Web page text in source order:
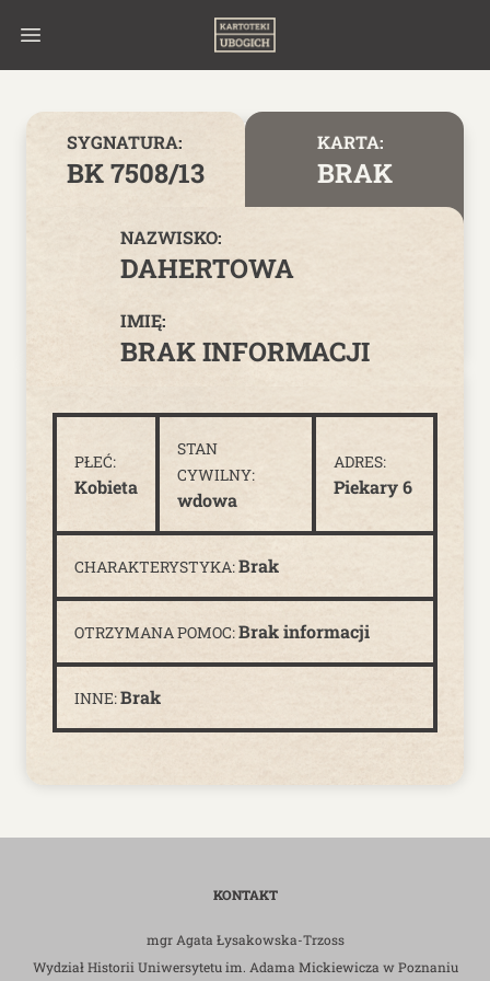
SYGNATURA:
BK 7508/13
KARTA:
BRAK
NAZWISKO:
DAHERTOWA
IMIĘ:
BRAK INFORMACJI
PŁEĆ:
Kobieta
STAN
CYWILNY:
wdowa
ADRES:
Piekary 6
CHARAKTERYSTYKA:Brak
OTRZYMANA POMOC:Brak informacji
INNE:Brak
KONTAKT
mgr Agata Łysakowska-Trzoss
Wydział Historii Uniwersytetu im. Adama Mickiewicza w Poznaniu